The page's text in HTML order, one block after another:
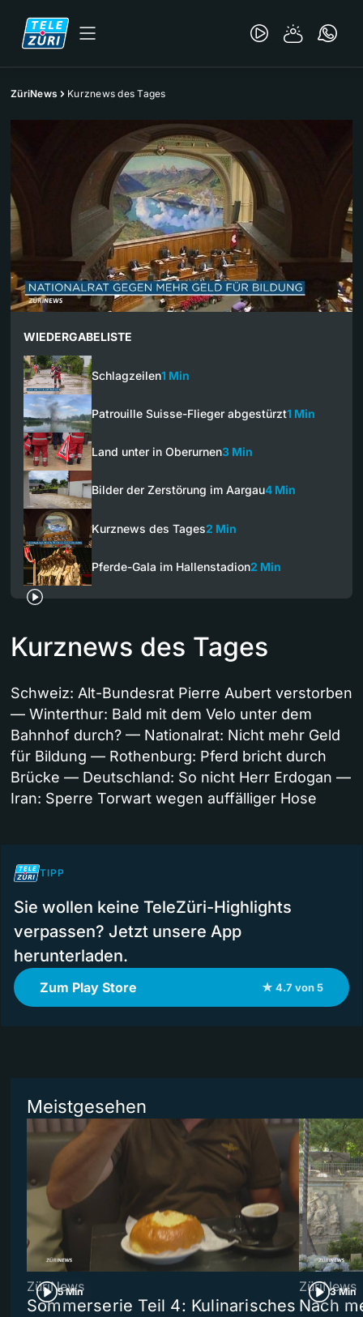
ZüriNews Kurznews des Tages
WIEDERGABELISTE
Schlagzeilen1 Min
Patrouille Suisse-Flieger abgestürzt1 Min
Land unter in Oberurnen3 Min
Bilder der Zerstörung im Aargau4 Min
Kurznews des Tages2 Min
Pferde-Gala im Hallenstadion2 Min
Kurznews des Tages
Schweiz: Alt-Bundesrat Pierre Aubert verstorben
— Winterthur: Bald mit dem Velo unter dem
Bahnhof durch? — Nationalrat: Nicht mehr Geld
für Bildung — Rothenburg: Pferd bricht durch
Brücke — Deutschland: So nicht Herr Erdogan —
Iran: Sperre Torwart wegen auffälliger Hose
TIPP
Sie wollen keine TeleZüri-Highlights
verpassen? Jetzt unsere App
herunterladen.
Zum Play Store ★ 4.7 von 5
Meistgesehen
5 Min
ZüriNews
Sommerserie Teil 4: Kulinarisches
3 Min
ZüriNews
Nach